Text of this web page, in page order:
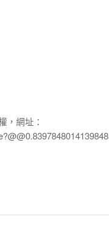
，網址：